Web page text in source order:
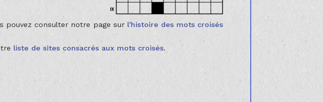
pouvez consulter notre page sur l'histoire des mots croisés
liste de sites consacrés aux mots croisés.